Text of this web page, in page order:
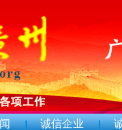
诚信企业